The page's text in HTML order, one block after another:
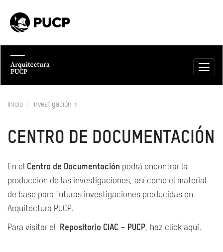
Inicio Investigación
CENTRO DE DOCUMENTACIÓN
En el Centro de Documentación podrá encontrar la
producción de las investigaciones, así como el material
de base para futuras investigaciones producidas en
Arquitectura PUCP.
Para visitar el Repositorio CIAC – PUCP, haz click aquí.